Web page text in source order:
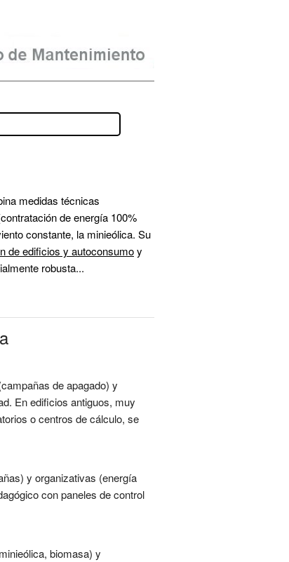
medidas técnicas
de energía 100%
constante, la minieólica. Su
de edificios y autoconsumo
robusta...
de apagado) y
En edificios antiguos, muy
o centros de cálculo, se
y organizativas (energía
con paneles de control
biomasa) y